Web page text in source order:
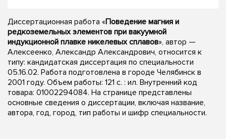
Диссертационная работа «Поведение магния и
редкоземельных элементов при вакуумной
индукционной плавке никелевых сплавов», автор —
Алексеенко, Александр Александрович, относится к
типу: кандидатская диссертация по специальности
05.16.02. Работа подготовлена в городе Челябинск в
2001 году. Объем работы: 121 с. : ил. Внутренний код
товара: 01002294084. На странице представлены
основные сведения о диссертации, включая название,
автора, год, город, тип работы и шифр специальности.